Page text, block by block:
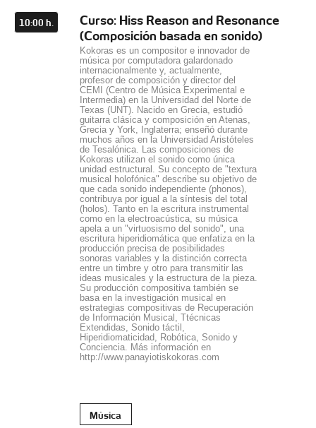
10:00 h.
Curso: Hiss Reason and Resonance
(Composición basada en sonido)
Kokoras es un compositor e innovador de
música por computadora galardonado
internacionalmente y, actualmente,
profesor de composición y director del
CEMI (Centro de Música Experimental e
Intermedia) en la Universidad del Norte de
Texas (UNT). Nacido en Grecia, estudió
guitarra clásica y composición en Atenas,
Grecia y York, Inglaterra; enseñó durante
muchos años en la Universidad Aristóteles
de Tesalónica. Las composiciones de
Kokoras utilizan el sonido como única
unidad estructural. Su concepto de "textura
musical holofónica" describe su objetivo de
que cada sonido independiente (phonos),
contribuya por igual a la síntesis del total
(holos). Tanto en la escritura instrumental
como en la electroacústica, su música
apela a un "virtuosismo del sonido", una
escritura hiperidiomática que enfatiza en la
producción precisa de posibilidades
sonoras variables y la distinción correcta
entre un timbre y otro para transmitir las
ideas musicales y la estructura de la pieza.
Su producción compositiva también se
basa en la investigación musical en
estrategias compositivas de Recuperación
de Información Musical, Ttécnicas
Extendidas, Sonido táctil,
Hiperidiomaticidad, Robótica, Sonido y
Conciencia. Más información en
http://www.panayiotiskokoras.com
Música